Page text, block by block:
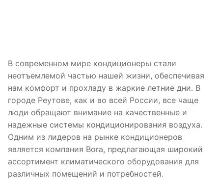
В современном мире кондиционеры стали
неотъемлемой частью нашей жизни, обеспечивая
нам комфорт и прохладу в жаркие летние дни․ В
городе Реутове, как и во всей России, все чаще
люди обращают внимание на качественные и
надежные системы кондиционирования воздуха․
Одним из лидеров на рынке кондиционеров
является компания Bora, предлагающая широкий
ассортимент климатического оборудования для
различных помещений и потребностей․